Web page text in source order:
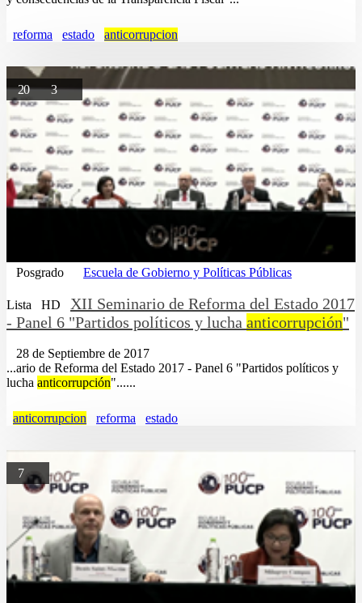
reforma estado anticorrupcion
203
Posgrado Escuela de Gobierno y Políticas Públicas
Lista HD
XII Seminario de Reforma del Estado 2017
- Panel 6 "Partidos políticos y lucha anticorrupción"
28 de Septiembre de 2017
...ario de Reforma del Estado 2017 - Panel 6 "Partidos políticos y
lucha anticorrupción"......
anticorrupcion reforma estado
7